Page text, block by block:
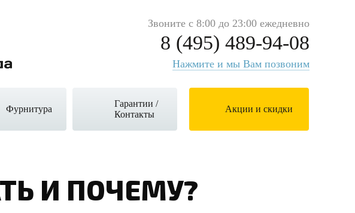
Звоните с 8:00 до 23:00 ежедневно
8 (495) 489-94-08
Нажмите и мы Вам позвоним
Фурнитура
Гарантии /
Контакты
Акции и скидки
И ПОЧЕМУ?